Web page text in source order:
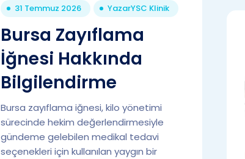
31 Temmuz 2026 YazarYSC Klinik
Bursa Zayıflama
İğnesi Hakkında
Bilgilendirme
Bursa zayıflama iğnesi, kilo yönetimi
sürecinde hekim değerlendirmesiyle
gündeme gelebilen medikal tedavi
seçenekleri için kullanılan yaygın bir